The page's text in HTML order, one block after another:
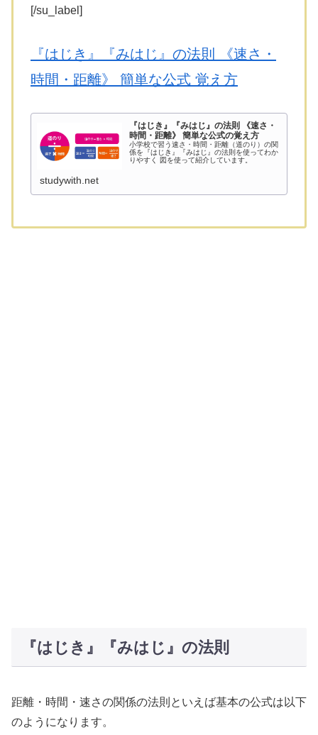
[/su_label]
『はじき』『みはじ』の法則 《速さ・
時間・距離》 簡単な公式 覚え方
『はじき』『みはじ』の法則 《速さ・
時間・距離》 簡単な公式の覚え方
小学校で習う速さ・時間・距離（道のり）の関
係を『はじき』『みはじ』の法則を使ってわか
りやすく 図を使って紹介しています。
studywith.net
『はじき』『みはじ』の法則
距離・時間・速さの関係の法則といえば基本の公式は以下
のようになります。